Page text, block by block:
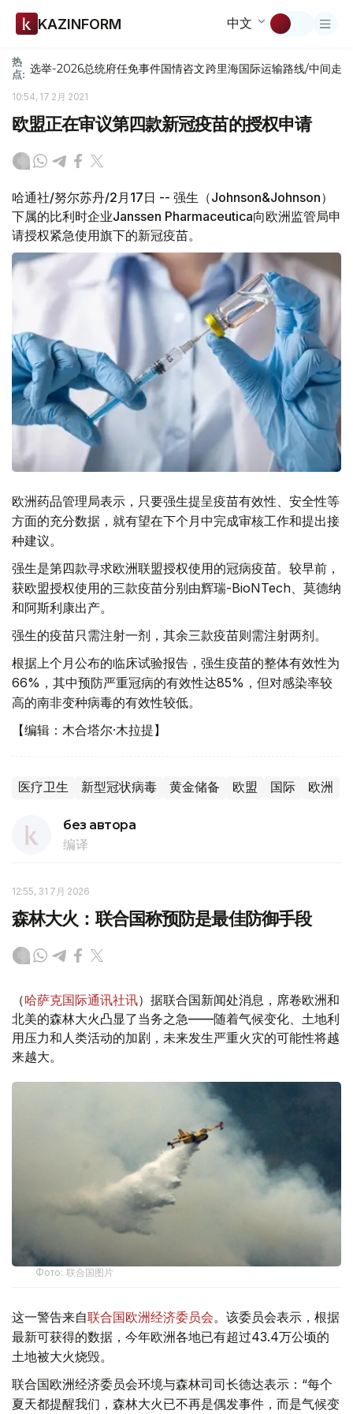
KAZINFORM 中文
热
点: 选举-2026总统府任免事件国情咨文跨里海国际运输路线/中间走廊
10:54, 17 2月 2021
欧盟正在审议第四款新冠疫苗的授权申请
哈通社/努尔苏丹/2月17日 -- 强生（Johnson&Johnson）
下属的比利时企业Janssen Pharmaceutica向欧洲监管局申
请授权紧急使用旗下的新冠疫苗。
欧洲药品管理局表示，只要强生提呈疫苗有效性、安全性等
方面的充分数据，就有望在下个月中完成审核工作和提出接
种建议。
强生是第四款寻求欧洲联盟授权使用的冠病疫苗。较早前，
获欧盟授权使用的三款疫苗分别由辉瑞-BioNTech、莫德纳
和阿斯利康出产。
强生的疫苗只需注射一剂，其余三款疫苗则需注射两剂。
根据上个月公布的临床试验报告，强生疫苗的整体有效性为
66%，其中预防严重冠病的有效性达85%，但对感染率较
高的南非变种病毒的有效性较低。
【编辑：木合塔尔·木拉提】
医疗卫生 新型冠状病毒 黄金储备 欧盟 国际 欧洲
без автора
编译
12:55, 31 7月 2026
森林大火：联合国称预防是最佳防御手段
（哈萨克国际通讯社讯）据联合国新闻处消息，席卷欧洲和
北美的森林大火凸显了当务之急——随着气候变化、土地利
用压力和人类活动的加剧，未来发生严重火灾的可能性将越
来越大。
Фото: 联合国图片
这一警告来自联合国欧洲经济委员会。该委员会表示，根据
最新可获得的数据，今年欧洲各地已有超过43.4万公顷的
土地被大火烧毁。
联合国欧洲经济委员会环境与森林司司长德达表示：“每个
夏天都提醒我们，森林大火已不再是偶发事件，而是气候变